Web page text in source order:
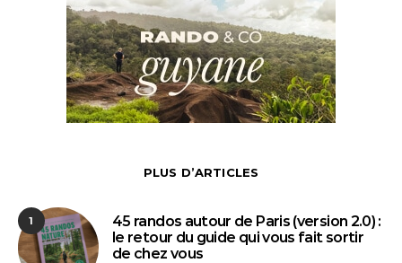
PLUS D’ARTICLES
1
45 randos autour de Paris (version 2.0) :
le retour du guide qui vous fait sortir
de chez vous